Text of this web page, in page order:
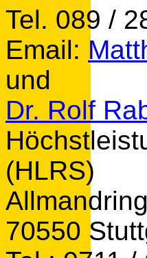
Tel. 089 /
Email:
und
Dr. Rolf
(HLRS)
70550